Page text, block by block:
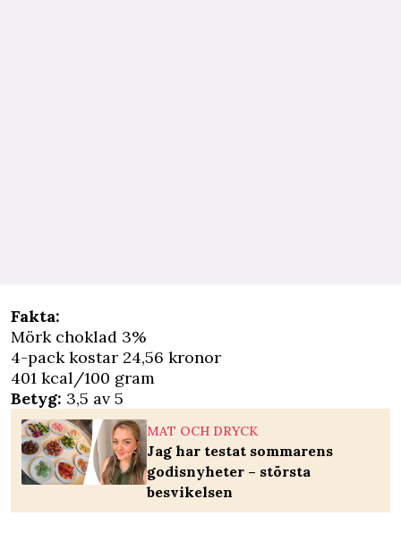
Fakta:
Mörk choklad 3%
4-pack kostar 24,56 kronor
401 kcal/100 gram
Betyg: 3,5 av 5
MAT OCH DRYCK
Jag har testat sommarens
godisnyheter – största
besvikelsen